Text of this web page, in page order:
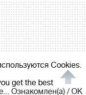
Cookies.
get the best
Ознакомлен(а) / OK